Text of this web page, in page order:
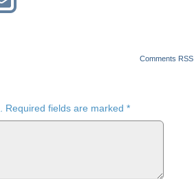
Comments RSS
Required fields are marked *